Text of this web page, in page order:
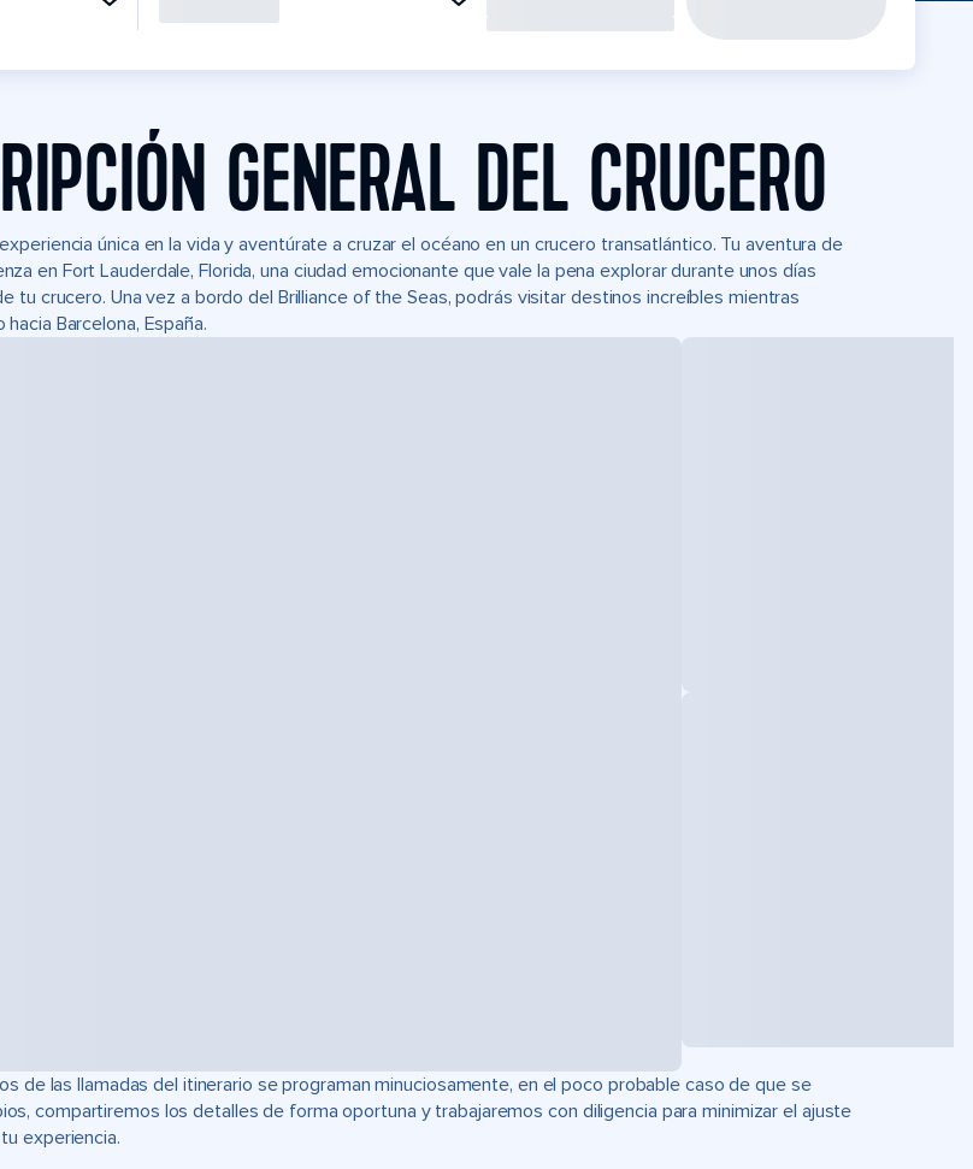
GENERAL DEL CRUCERO
única en la vida y aventúrate a cruzar el océano en un crucero transatlántico. Tu aventura de
en Fort Lauderdale, Florida, una ciudad emocionante que vale la pena explorar durante unos días
tu crucero. Una vez a bordo del Brilliance of the Seas, podrás visitar destinos increíbles mientras
Barcelona, España.
de las llamadas del itinerario se programan minuciosamente, en el poco probable caso de que se
compartiremos los detalles de forma oportuna y trabajaremos con diligencia para minimizar el ajuste
experiencia.